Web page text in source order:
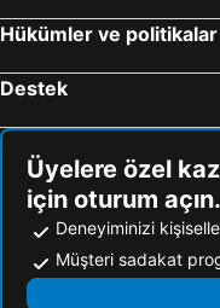
Hükümler ve politikalar
Destek
Üyelere özel
için oturum açın.
Deneyiminizi
Müşteri sadakat